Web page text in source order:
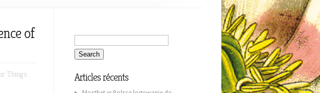
of
Things
Articles récents